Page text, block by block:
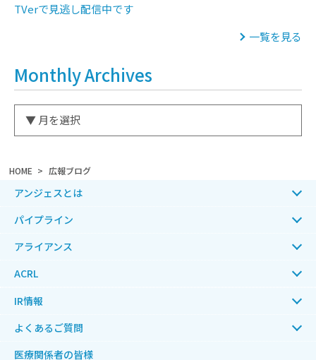
HOME 広報ブログ
TVerで見逃し配信中です
一覧を見る
Monthly Archives
アンジェスとは
パイプライン
アライアンス
ACRL
IR情報
よくあるご質問
医療関係者の皆様